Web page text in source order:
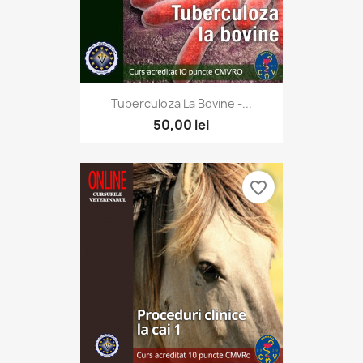
Tuberculoza La Bovine -...
50,00 lei
favorite_border